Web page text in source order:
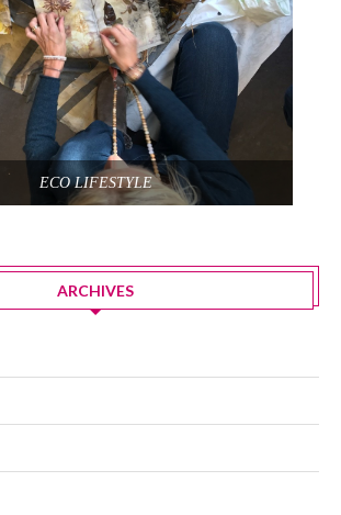
ECO LIFESTYLE
ARCHIVES